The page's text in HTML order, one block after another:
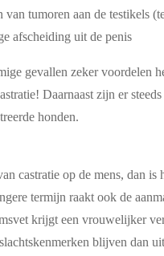
tumoren aan de testikels
afscheiding uit de penis
gevallen zeker voordelen
Daarnaast zijn er
honden.
castratie op de mens, dan
termijn raakt ook de
krijgt een vrouwelijker
blijven dan